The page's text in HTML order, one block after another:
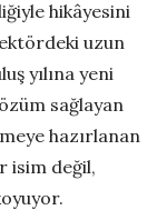
hikâyesini
uzun
yılına yeni
sağlayan
hazırlanan
isim değil,